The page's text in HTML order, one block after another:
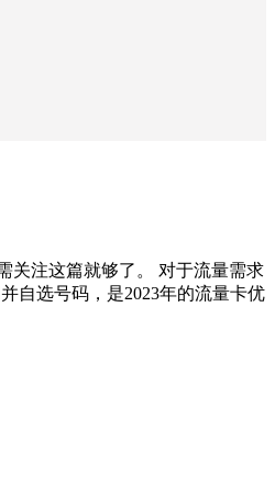
关注这篇就够了。 对于流量需求
自选号码，是2023年的流量卡优